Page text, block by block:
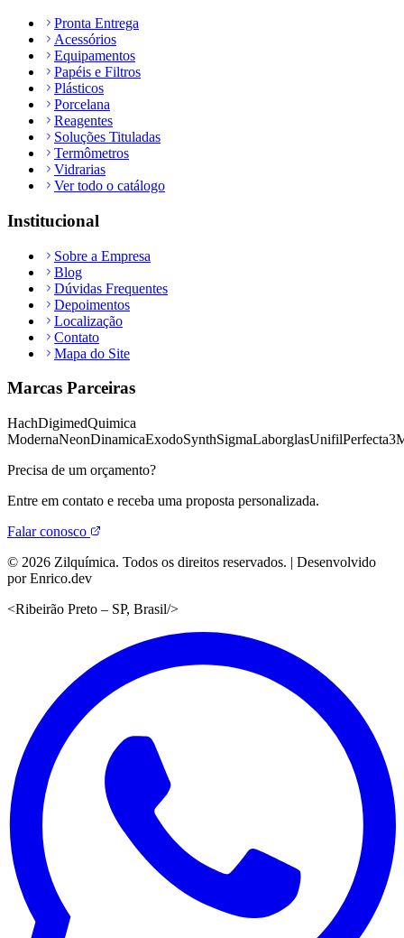
Pronta Entrega
Acessórios
Equipamentos
Papéis e Filtros
Plásticos
Porcelana
Reagentes
Soluções Tituladas
Termômetros
Vidrarias
Ver todo o catálogo
Institucional
Sobre a Empresa
Blog
Dúvidas Frequentes
Depoimentos
Localização
Contato
Mapa do Site
Marcas Parceiras
HachDigimedQuimica
ModernaNeonDinamicaExodoSynthSigmaLaborglasUnifilPerfecta
Precisa de um orçamento?
Entre em contato e receba uma proposta personalizada.
Falar conosco
© 2026 Zilquímica. Todos os direitos reservados. | Desenvolvido
por Enrico.dev
<Ribeirão Preto – SP, Brasil/>